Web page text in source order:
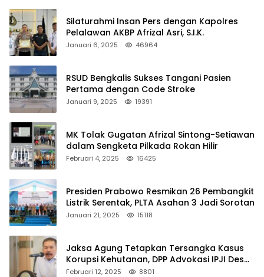
Silaturahmi Insan Pers dengan Kapolres
Pelalawan AKBP Afrizal Asri, S.I.K.
Januari 6, 2025 46964
RSUD Bengkalis Sukses Tangani Pasien
Pertama dengan Code Stroke
Januari 9, 2025 19391
MK Tolak Gugatan Afrizal Sintong-Setiawan
dalam Sengketa Pilkada Rokan Hilir
Februari 4, 2025 16425
Presiden Prabowo Resmikan 26 Pembangkit
Listrik Serentak, PLTA Asahan 3 Jadi Sorotan
Januari 21, 2025 15118
Jaksa Agung Tetapkan Tersangka Kasus
Korupsi Kehutanan, DPP Advokasi IPJI Desak
Pengusutan Pajak RAPP
Februari 12, 2025 8801